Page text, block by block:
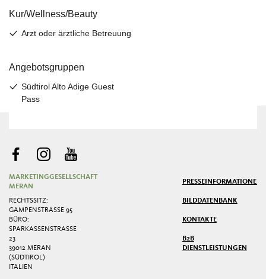
MARKETINGGESELLSCHAFT
MERAN
RECHTSSITZ:
GAMPENSTRASSE 95
BÜRO:
SPARKASSENSTRASSE 2
3
39012 MERAN
(SÜDTIROL)
ITALIEN
PRESSEINFORMATIONEN
BILDDATENBANK
KONTAKTE
B2B
DIENSTLEISTUNGEN